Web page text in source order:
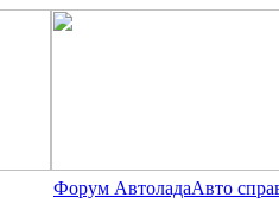
Форум АвтоладаАвто